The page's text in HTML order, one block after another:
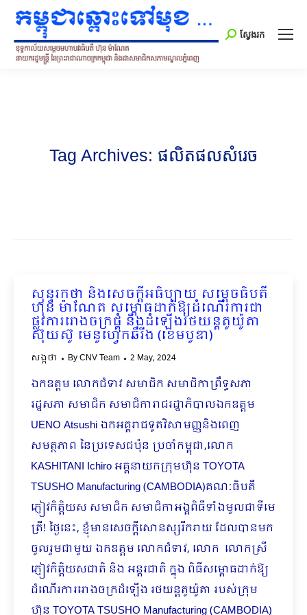
Search:
ស្វែងរក
Tag Archives: ផលិតផលសំរេច
សុន្ទរកថា និងសេចក្ដីអធិប្បាយ សម្ដេចធិបតី
ហ៊ុន ម៉ាណែត សម្ពោធដាក់ឱ្យដំណើរការជា
ផ្លូវការរោងចក្រផ្គុំ និងដំឡើងរថយន្តតូយ៉ូតា
ស៊ុយស៊ូ មេនូហេ្វកឆឺរីង (ខេមបូឌា)
សង្កថា ByCNV Team 2 May, 2024
ឯកឧត្តម លោកជំទាវ សមាជិក សមាជិកាព្រឹទ្ធសភា
រដ្ឋសភា សមាជិក សមាជិការាជរដ្ឋាភិបាលឯកឧត្តម
UENO Atsushi ឯកអគ្គរាជទូតវិសាមញ្ញនិងពេញ
សមត្ថភាព នៃប្រទេសជប៉ុន ប្រចាំកម្ពុជា,លោក
KASHITANI Ichiro អគ្គនាយកក្រុមហ៊ុន TOYOTA
TSUSHO Manufacturing (CAMBODIA)គណៈធិបតី
ភ្ញៀវកិត្តិយស សមាជិក សមាជិកាអង្គពិធីទាំងមូលជាទីមេ
ត្រី! ថ្ងៃនេះ, ខ្ញុំមានសេចក្តីសោនស្សរីករាយ ដែលបានមក
ចូលរួមជាមួយ ឯកឧត្តម លោកជំទាវ, លោក លោកស្រី
ភ្ញៀវកិត្តិយសជាតិ និង អន្តរជាតិ ក្នុង ពិធីសម្ពោធដាក់ឱ្យ
ដំណើរការ​រោងចក្រដំឡើង រថយន្តតូយ៉ូតា របស់ក្រុម
ហ៊ុន TOYOTA TSUSHO Manufacturing (CAMBODIA)